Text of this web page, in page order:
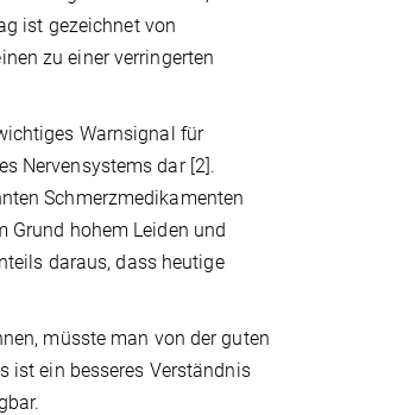
ist gezeichnet von
zu einer verringerten
Warnsignal für
Nervensystems dar [2].
Schmerzmedikamenten
Grund hohem Leiden und
daraus, dass heutige
müsste man von der guten
ist ein besseres Verständnis